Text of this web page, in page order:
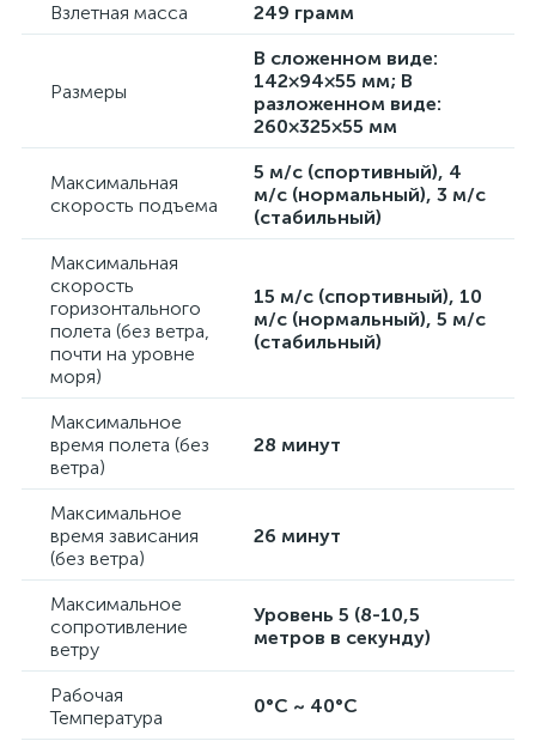
Взлетная масса 249 грамм
Размеры
В сложенном виде:
142×94×55 мм; В
разложенном виде:
260×325×55 мм
Максимальная
скорость подъема
5 м/с (спортивный), 4
м/с (нормальный), 3 м/с
(стабильный)
Максимальная
скорость
горизонтального
полета (без ветра,
почти на уровне
моря)
15 м/с (спортивный), 10
м/с (нормальный), 5 м/с
(стабильный)
Максимальное
время полета (без
ветра)
28 минут
Максимальное
время зависания
(без ветра)
26 минут
Максимальное
сопротивление
ветру
Уровень 5 (8-10,5
метров в секунду)
Рабочая
Температура
0°С ~ 40°С